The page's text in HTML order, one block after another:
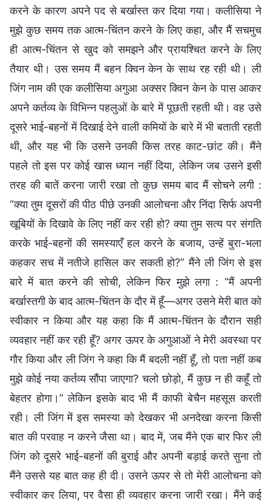
करने के कारण अपने पद से बर्खास्त कर दिया गया। कलीसिया ने
मुझे कुछ समय तक आत्म-चिंतन करने के लिए कहा, और मैं सचमुच
ही आत्म-चिंतन से खुद को समझने और प्रायश्चित करने के लिए
तैयार थी। उस समय मैं बहन क्विन केन के साथ रह रही थी। ली
जिंग नाम की एक कलीसिया अगुआ अक्सर क्विन केन के पास आकर
अपने कर्तव्य के विभिन्न पहलुओं के बारे में पूछती रहती थी। वह उसे
दूसरे भाई-बहनों में दिखाई देने वाली कमियों के बारे में भी बताती रहती
थी, और यह भी कि उसने उनकी किस तरह काट-छांट की। मैंने
पहले तो इस पर कोई खास ध्यान नहीं दिया, लेकिन जब उसने इसी
तरह की बातें करना जारी रखा तो कुछ समय बाद मैं सोचने लगी :
“क्या तुम दूसरों की पीठ पीछे उनकी आलोचना और निंदा सिर्फ अपनी
खूबियों के दिखावे के लिए नहीं कर रही हो? क्या तुम सत्य पर संगति
करके भाई-बहनों की समस्याएँ हल करने के बजाय, उन्हें बुरा-भला
कहकर सच में नतीजे हासिल कर सकती हो?” मैंने ली जिंग से इस
बारे में बात करने की सोची, लेकिन फिर मुझे लगा : “मैं अपनी
बर्खास्तगी के बाद आत्म-चिंतन के दौर में हूँ—अगर उसने मेरी बात को
स्वीकार न किया और यह कहा कि मैं आत्म-चिंतन के दौरान सही
व्यवहार नहीं कर रही हूँ? अगर ऊपर के अगुआओं ने मेरी अवस्था पर
गौर किया और ली जिंग ने कहा कि मैं बदली नहीं हूँ, तो पता नहीं कब
मुझे कोई नया कर्तव्य सौंपा जाएगा? चलो छोड़ो, मैं कुछ न ही कहूँ तो
बेहतर होगा।” लेकिन इसके बाद भी मैं काफी बेचैन महसूस करती
रही। ली जिंग में इस समस्या को देखकर भी अनदेखा करना किसी
बात की परवाह न करने जैसा था। बाद में, जब मैंने एक बार फिर ली
जिंग को दूसरे भाई-बहनों की बुराई और अपनी बड़ाई करते सुना तो
मैंने उससे यह बात कह ही दी। उसने ऊपर से तो मेरी आलोचना को
स्वीकार कर लिया, पर वैसा ही व्यवहार करना जारी रखा। मैंने कई